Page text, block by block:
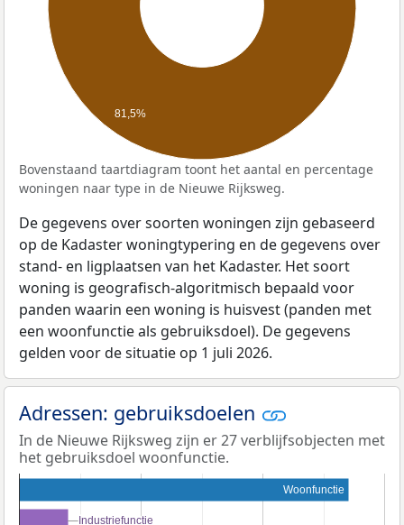
81,5%
Bovenstaand taartdiagram toont het aantal en percentage
woningen naar type in de Nieuwe Rijksweg.
De gegevens over soorten woningen zijn gebaseerd
op de Kadaster woningtypering en de gegevens over
stand- en ligplaatsen van het Kadaster. Het soort
woning is geografisch-algoritmisch bepaald voor
panden waarin een woning is huisvest (panden met
een woonfunctie als gebruiksdoel). De gegevens
gelden voor de situatie op 1 juli 2026.
Adressen: gebruiksdoelen
In de Nieuwe Rijksweg zijn er 27 verblijfsobjecten met
het gebruiksdoel woonfunctie.
Woonfunctie
Industriefunctie
Industriefunctie